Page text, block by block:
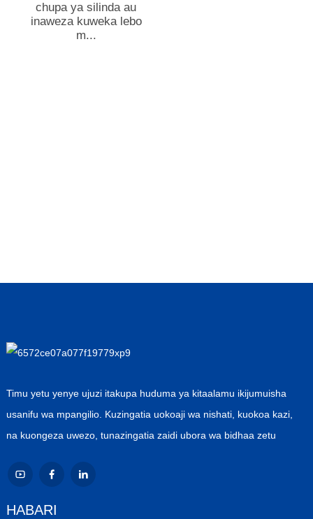
chupa ya silinda au
inaweza kuweka lebo
m...
Timu yetu yenye ujuzi itakupa huduma ya kitaalamu ikijumuisha
usanifu wa mpangilio. Kuzingatia uokoaji wa nishati, kuokoa kazi,
na kuongeza uwezo, tunazingatia zaidi ubora wa bidhaa zetu
HABARI